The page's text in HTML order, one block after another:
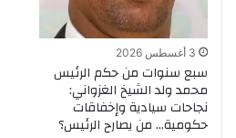
3 أغسطس 2026
سبع سنوات من حكم الرئيس
محمد ولد الشيخ الغزواني:
نجاحات سيادية وإخفاقات
حكومية… من يصارح الرئيس؟